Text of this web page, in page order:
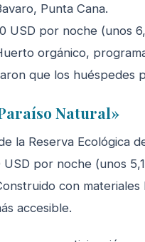
Punta Cana.
USD por noche (unos
orgánico,
que los huéspedes
Natural»
la Reserva Ecológica
por noche (unos
con
accesible.